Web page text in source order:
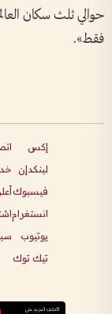
حوالي ثلث سكان
فقط».
إكس
لينكدإن
فيسبوك
انستغرام
يوتيوب
تيك توك